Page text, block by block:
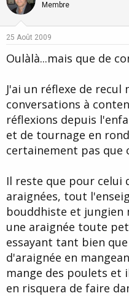
Membre
25 Août 2009
Oulàlà...mais que de
J'ai un réflexe de recul
conversations à
réflexions depuis
et de tournage en
certainement pas que
Il reste que pour celui
araignées, tout
bouddhiste et jungien
une araignée toute
essayant tant bien
d'araignée en
mange des poulets et
en risquera de faire